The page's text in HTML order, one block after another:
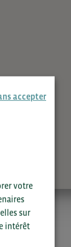
accepter
votre
sur
intérêt